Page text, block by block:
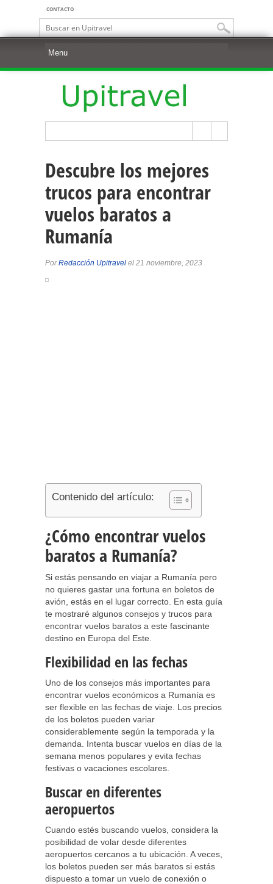
CONTACTO
Descubre los mejores
trucos para encontrar
vuelos baratos a
Rumanía
PorRedacción Upitravel el 21 noviembre, 2023
Contenido del artículo:
¿Cómo encontrar vuelos
baratos a Rumanía?
Si estás pensando en viajar a Rumanía pero
no quieres gastar una fortuna en boletos de
avión, estás en el lugar correcto. En esta guía
te mostraré algunos consejos y trucos para
encontrar vuelos baratos a este fascinante
destino en Europa del Este.
Flexibilidad en las fechas
Uno de los consejos más importantes para
encontrar vuelos económicos a Rumanía es
ser flexible en las fechas de viaje. Los precios
de los boletos pueden variar
considerablemente según la temporada y la
demanda. Intenta buscar vuelos en días de la
semana menos populares y evita fechas
festivas o vacaciones escolares.
Buscar en diferentes
aeropuertos
Cuando estés buscando vuelos, considera la
posibilidad de volar desde diferentes
aeropuertos cercanos a tu ubicación. A veces,
los boletos pueden ser más baratos si estás
dispuesto a tomar un vuelo de conexión o